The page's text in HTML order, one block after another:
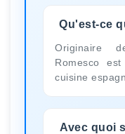
Qu'est-ce
Originaire
Romesco
cuisine
Avec quoi